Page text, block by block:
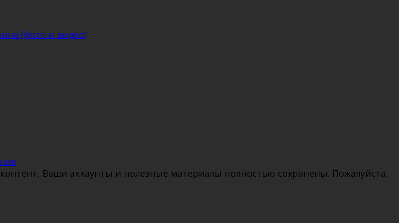
(фото и видео)
Ваши аккаунты и полезные материалы полностью сохранены. Пожалуйста,